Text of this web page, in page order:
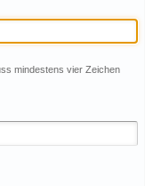
mindestens vier Zeichen